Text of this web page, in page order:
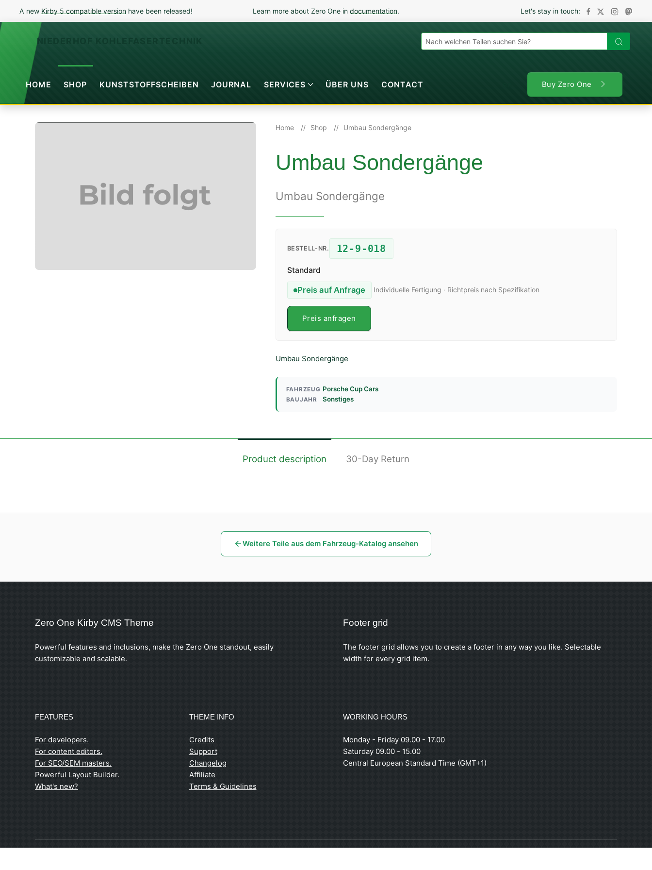
A new Kirby 5 compatible version have been released! Learn more about Zero One in documentation. Let's stay in touch:
NIEDERHOF KOHLEFASERTECHNIK
HOME SHOP KUNSTSTOFFSCHEIBEN JOURNAL SERVICES ÜBER UNS CONTACT Buy Zero One
Home Shop Umbau Sondergänge
Umbau Sondergänge
Umbau Sondergänge
BESTELL-NR. 12-9-018
Standard
Preis auf Anfrage Individuelle Fertigung · Richtpreis nach Spezifikation
Preis anfragen
Umbau Sondergänge
FAHRZEUG Porsche Cup Cars
BAUJAHR Sonstiges
Product description 30-Day Return
Weitere Teile aus dem Fahrzeug-Katalog ansehen
Zero One Kirby CMS Theme
Powerful features and inclusions, make the Zero One standout, easily
customizable and scalable.
Footer grid
The footer grid allows you to create a footer in any way you like. Selectable
width for every grid item.
FEATURES
For developers.
For content editors.
For SEO/SEM masters.
Powerful Layout Builder.
What's new?
THEME INFO
Credits
Support
Changelog
Affiliate
Terms & Guidelines
WORKING HOURS
Monday - Friday 09.00 - 17.00
Saturday 09.00 - 15.00
Central European Standard Time (GMT+1)